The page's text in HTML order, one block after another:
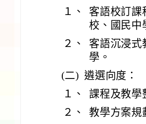
１、
客語校訂課
校、國民中
２、
客語沉浸式
學。
(二) 遴選向度：
１、
課程及教學
２、
教學方案規